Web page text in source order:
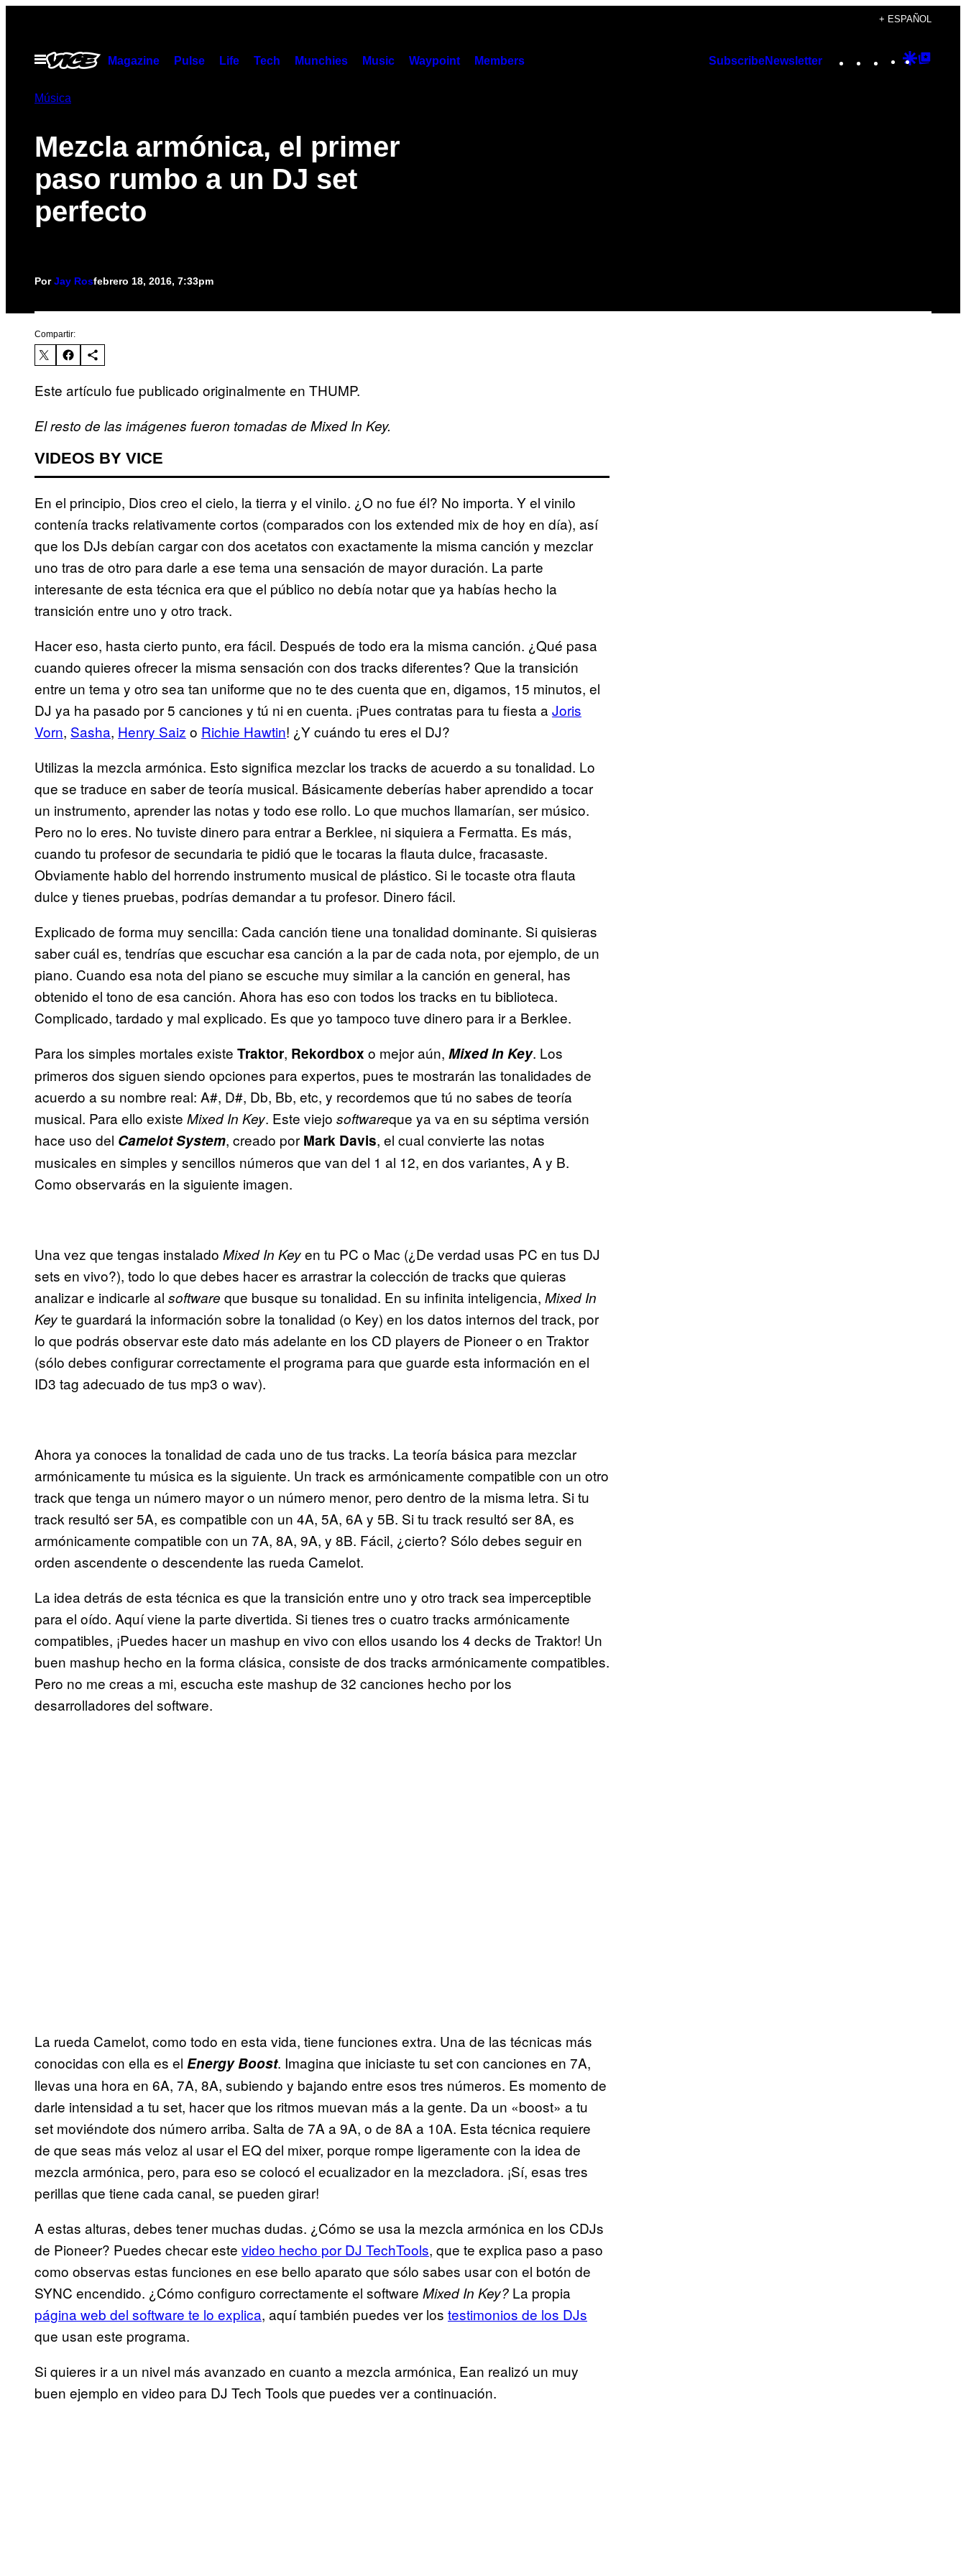
contenido
+ ESPAÑOL
Abrir
Menú
Magazine Pulse Life Tech Munchies Music Waypoint Members SubscribeNewsletter Instagram
TikTok
YouTube
Google
Música
Mezcla armónica, el primer
paso rumbo a un DJ set
perfecto
PorJay Rosfebrero 18, 2016, 7:33pm
Compartir:
Este artículo fue publicado originalmente en THUMP.
El resto de las imágenes fueron tomadas de Mixed In Key.
VIDEOS BY VICE
En el principio, Dios creo el cielo, la tierra y el vinilo. ¿O no fue él? No importa. Y el vinilo
contenía tracks relativamente cortos (comparados con los extended mix de hoy en día), así
que los DJs debían cargar con dos acetatos con exactamente la misma canción y mezclar
uno tras de otro para darle a ese tema una sensación de mayor duración. La parte
interesante de esta técnica era que el público no debía notar que ya habías hecho la
transición entre uno y otro track.
Hacer eso, hasta cierto punto, era fácil. Después de todo era la misma canción. ¿Qué pasa
cuando quieres ofrecer la misma sensación con dos tracks diferentes? Que la transición
entre un tema y otro sea tan uniforme que no te des cuenta que en, digamos, 15 minutos, el
DJ ya ha pasado por 5 canciones y tú ni en cuenta. ¡Pues contratas para tu fiesta a Joris
Vorn, Sasha, Henry Saiz o Richie Hawtin! ¿Y cuándo tu eres el DJ?
Utilizas la mezcla armónica. Esto significa mezclar los tracks de acuerdo a su tonalidad. Lo
que se traduce en saber de teoría musical. Básicamente deberías haber aprendido a tocar
un instrumento, aprender las notas y todo ese rollo. Lo que muchos llamarían, ser músico.
Pero no lo eres. No tuviste dinero para entrar a Berklee, ni siquiera a Fermatta. Es más,
cuando tu profesor de secundaria te pidió que le tocaras la flauta dulce, fracasaste.
Obviamente hablo del horrendo instrumento musical de plástico. Si le tocaste otra flauta
dulce y tienes pruebas, podrías demandar a tu profesor. Dinero fácil.
Explicado de forma muy sencilla: Cada canción tiene una tonalidad dominante. Si quisieras
saber cuál es, tendrías que escuchar esa canción a la par de cada nota, por ejemplo, de un
piano. Cuando esa nota del piano se escuche muy similar a la canción en general, has
obtenido el tono de esa canción. Ahora has eso con todos los tracks en tu biblioteca.
Complicado, tardado y mal explicado. Es que yo tampoco tuve dinero para ir a Berklee.
Para los simples mortales existe Traktor, Rekordbox o mejor aún, Mixed In Key. Los
primeros dos siguen siendo opciones para expertos, pues te mostrarán las tonalidades de
acuerdo a su nombre real: A#, D#, Db, Bb, etc, y recordemos que tú no sabes de teoría
musical. Para ello existe Mixed In Key. Este viejo softwareque ya va en su séptima versión
hace uso del Camelot System, creado por Mark Davis, el cual convierte las notas
musicales en simples y sencillos números que van del 1 al 12, en dos variantes, A y B.
Como observarás en la siguiente imagen.
Una vez que tengas instalado Mixed In Keyen tu PC o Mac (¿De verdad usas PC en tus DJ
sets en vivo?), todo lo que debes hacer es arrastrar la colección de tracks que quieras
analizar e indicarle al software que busque su tonalidad. En su infinita inteligencia, Mixed In
Keyte guardará la información sobre la tonalidad (o Key) en los datos internos del track, por
lo que podrás observar este dato más adelante en los CD players de Pioneer o en Traktor
(sólo debes configurar correctamente el programa para que guarde esta información en el
ID3 tag adecuado de tus mp3 o wav).
Ahora ya conoces la tonalidad de cada uno de tus tracks. La teoría básica para mezclar
armónicamente tu música es la siguiente. Un track es armónicamente compatible con un otro
track que tenga un número mayor o un número menor, pero dentro de la misma letra. Si tu
track resultó ser 5A, es compatible con un 4A, 5A, 6A y 5B. Si tu track resultó ser 8A, es
armónicamente compatible con un 7A, 8A, 9A, y 8B. Fácil, ¿cierto? Sólo debes seguir en
orden ascendente o descendente las rueda Camelot.
La idea detrás de esta técnica es que la transición entre uno y otro track sea imperceptible
para el oído. Aquí viene la parte divertida. Si tienes tres o cuatro tracks armónicamente
compatibles, ¡Puedes hacer un mashup en vivo con ellos usando los 4 decks de Traktor! Un
buen mashup hecho en la forma clásica, consiste de dos tracks armónicamente compatibles.
Pero no me creas a mi, escucha este mashup de 32 canciones hecho por los
desarrolladores del software.
La rueda Camelot, como todo en esta vida, tiene funciones extra. Una de las técnicas más
conocidas con ella es el Energy Boost. Imagina que iniciaste tu set con canciones en 7A,
llevas una hora en 6A, 7A, 8A, subiendo y bajando entre esos tres números. Es momento de
darle intensidad a tu set, hacer que los ritmos muevan más a la gente. Da un «boost» a tu
set moviéndote dos número arriba. Salta de 7A a 9A, o de 8A a 10A. Esta técnica requiere
de que seas más veloz al usar el EQ del mixer, porque rompe ligeramente con la idea de
mezcla armónica, pero, para eso se colocó el ecualizador en la mezcladora. ¡Sí, esas tres
perillas que tiene cada canal, se pueden girar!
A estas alturas, debes tener muchas dudas. ¿Cómo se usa la mezcla armónica en los CDJs
de Pioneer? Puedes checar este video hecho por DJ TechTools, que te explica paso a paso
como observas estas funciones en ese bello aparato que sólo sabes usar con el botón de
SYNC encendido. ¿Cómo configuro correctamente el software Mixed In Key? La propia
página web del software te lo explica, aquí también puedes ver los testimonios de los DJs
que usan este programa.
Si quieres ir a un nivel más avanzado en cuanto a mezcla armónica, Ean realizó un muy
buen ejemplo en video para DJ Tech Tools que puedes ver a continuación.